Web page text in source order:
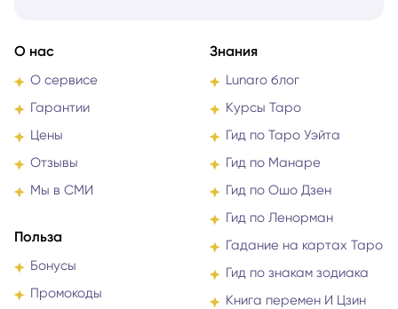
О нас
О сервисе
Гарантии
Цены
Отзывы
Мы в СМИ
Польза
Бонусы
Промокоды
Знания
Lunaro блог
Курсы Таро
Гид по Таро Уэйта
Гид по Манаре
Гид по Ошо Дзен
Гид по Ленорман
Гадание на картах Таро
Гид по знакам зодиака
Книга перемен И Цзин